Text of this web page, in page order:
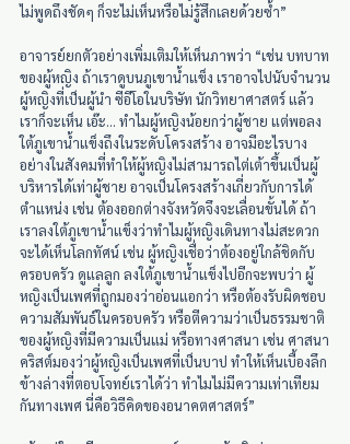
ไม่พูดถึงชัดๆ ก็จะไม่เห็นหรือไม่รู้สึกเลยด้วยซ้ำ”
อาจารย์ยกตัวอย่างเพิ่มเติมให้เห็นภาพว่า “เช่น บทบาท
ของผู้หญิง ถ้าเราดูบนภูเขาน้ำแข็ง เราอาจไปนับจำนวน
ผู้หญิงที่เป็นผู้นำ ซีอีโอในบริษัท นักวิทยาศาสตร์ แล้ว
เราก็จะเห็น เอ๊ะ... ทำไมผู้หญิงน้อยกว่าผู้ชาย แต่พอลง
ใต้ภูเขาน้ำแข็งถึงในระดับโครงสร้าง อาจมีอะไรบาง
อย่างในสังคมที่ทำให้ผู้หญิงไม่สามารถไต่เต้าขึ้นเป็นผู้
บริหารได้เท่าผู้ชาย อาจเป็นโครงสร้างเกี่ยวกับการได้
ตำแหน่ง เช่น ต้องออกต่างจังหวัดจึงจะเลื่อนขั้นได้ ถ้า
เราลงใต้ภูเขาน้ำแข็งว่าทำไมผู้หญิงเดินทางไม่สะดวก
จะได้เห็นโลกทัศน์ เช่น ผู้หญิงเชื่อว่าต้องอยู่ใกล้ชิดกับ
ครอบครัว ดูแลลูก ลงใต้ภูเขาน้ำแข็งไปอีกจะพบว่า ผู้
หญิงเป็นเพศที่ถูกมองว่าอ่อนแอกว่า หรือต้องรับผิดชอบ
ความสัมพันธ์ในครอบครัว หรือตีความว่าเป็นธรรมชาติ
ของผู้หญิงที่มีความเป็นแม่ หรือทางศาสนา เช่น ศาสนา
คริสต์มองว่าผู้หญิงเป็นเพศที่เป็นบาป ทำให้เห็นเบื้องลึก
ข้างล่างที่ตอบโจทย์เราได้ว่า ทำไมไม่มีความเท่าเทียม
กันทางเพศ นี่คือวิธีคิดของอนาคตศาสตร์”